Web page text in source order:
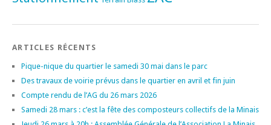
ARTICLES RÉCENTS
Pique-nique du quartier le samedi 30 mai dans le parc
Des travaux de voirie prévus dans le quartier en avril et fin juin
Compte rendu de l’AG du 26 mars 2026
Samedi 28 mars : c’est la fête des composteurs collectifs de la Minais